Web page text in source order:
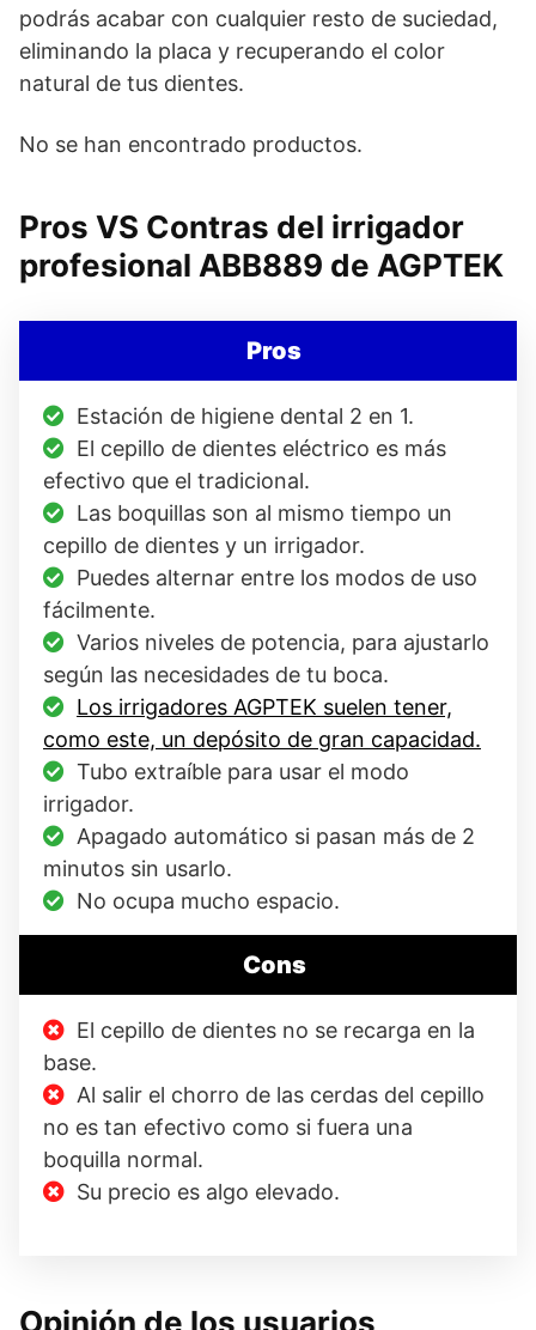
podrás acabar con cualquier resto de suciedad,
eliminando la placa y recuperando el color
natural de tus dientes.
No se han encontrado productos.
Pros VS Contras del irrigador
profesional ABB889 de AGPTEK
Pros
Estación de higiene dental 2 en 1.
El cepillo de dientes eléctrico es más
efectivo que el tradicional.
Las boquillas son al mismo tiempo un
cepillo de dientes y un irrigador.
Puedes alternar entre los modos de uso
fácilmente.
Varios niveles de potencia, para ajustarlo
según las necesidades de tu boca.
Los irrigadores AGPTEK suelen tener,
como este, un depósito de gran capacidad.
Tubo extraíble para usar el modo
irrigador.
Apagado automático si pasan más de 2
minutos sin usarlo.
No ocupa mucho espacio.
Cons
El cepillo de dientes no se recarga en la
base.
Al salir el chorro de las cerdas del cepillo
no es tan efectivo como si fuera una
boquilla normal.
Su precio es algo elevado.
Opinión de los usuarios